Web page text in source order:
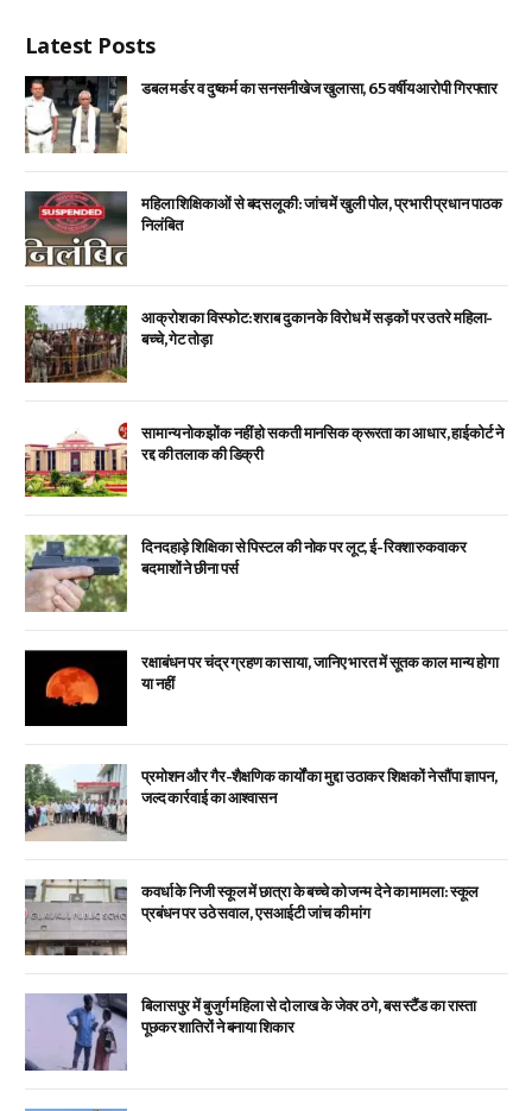
Latest Posts
डबल मर्डर व दुष्कर्म का सनसनीखेज खुलासा, 65 वर्षीय आरोपी गिरफ्तार
महिला शिक्षिकाओं से बदसलूकी: जांच में खुली पोल, प्रभारी प्रधान पाठक
निलंबित
आक्रोश का विस्फोट: शराब दुकान के विरोध में सड़कों पर उतरे महिला-
बच्चे, गेट तोड़ा
सामान्य नोकझोंक नहीं हो सकती मानसिक क्रूरता का आधार, हाईकोर्ट ने
रद्द की तलाक की डिक्री
दिनदहाड़े शिक्षिका से पिस्टल की नोक पर लूट, ई-रिक्शा रुकवाकर
बदमाशों ने छीना पर्स
रक्षाबंधन पर चंद्र ग्रहण का साया, जानिए भारत में सूतक काल मान्य होगा
या नहीं
प्रमोशन और गैर-शैक्षणिक कार्यों का मुद्दा उठाकर शिक्षकों ने सौंपा ज्ञापन,
जल्द कार्रवाई का आश्वासन
कवर्धा के निजी स्कूल में छात्रा के बच्चे को जन्म देने का मामला: स्कूल
प्रबंधन पर उठे सवाल, एसआईटी जांच की मांग
बिलासपुर में बुजुर्ग महिला से दो लाख के जेवर ठगे, बस स्टैंड का रास्ता
पूछकर शातिरों ने बनाया शिकार